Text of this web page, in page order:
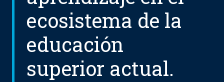
ecosistema de la
educación
superior actual.